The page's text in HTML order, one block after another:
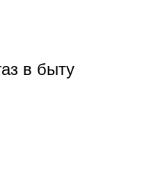
в быту